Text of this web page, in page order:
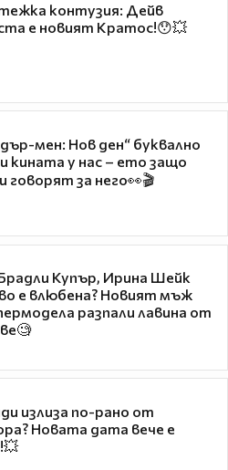
контузия: Дейв
е новият Кратос!😯💥
мен: Нов ден“ буквално
кината у нас – ето защо
говорят за него👀🎬
Купър, Ирина Шейк
е влюбена? Новият мъж
разпали лавина от
излиза по-рано от
Новата дата вече е